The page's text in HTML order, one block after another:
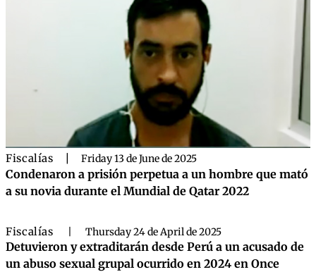
Fiscalías Friday 13 de June de 2025
Condenaron a prisión perpetua a un hombre que mató
a su novia durante el Mundial de Qatar 2022
Fiscalías Thursday 24 de April de 2025
Detuvieron y extraditarán desde Perú a un acusado de
un abuso sexual grupal ocurrido en 2024 en Once